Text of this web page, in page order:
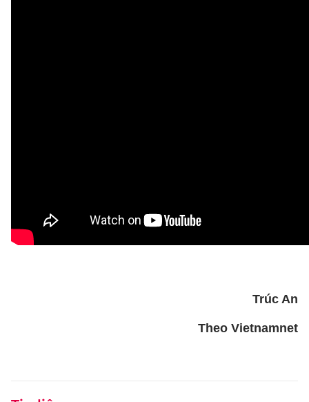
Trúc An
Theo Vietnamnet